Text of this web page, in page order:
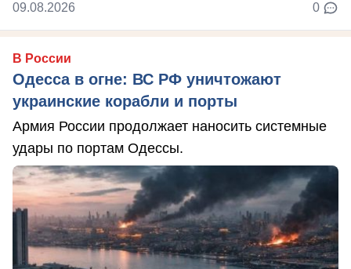
09.08.2026 0
В России
Одесса в огне: ВС РФ уничтожают
украинские корабли и порты
Армия России продолжает наносить системные
удары по портам Одессы.